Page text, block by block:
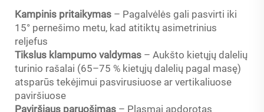
Kampinis pritaikymas – Pagalvėlės gali pasvirti iki
15° pernešimo metu, kad atitiktų asimetrinius
reljefus
Tikslus klampumo valdymas – Aukšto kietųjų dalelių
turinio rašalai (65–75 % kietųjų dalelių pagal masę)
atsparūs tekėjimui pasvirusiuose ar vertikaliuose
paviršiuose
Paviršiaus paruošimas – Plasmai apdorotas